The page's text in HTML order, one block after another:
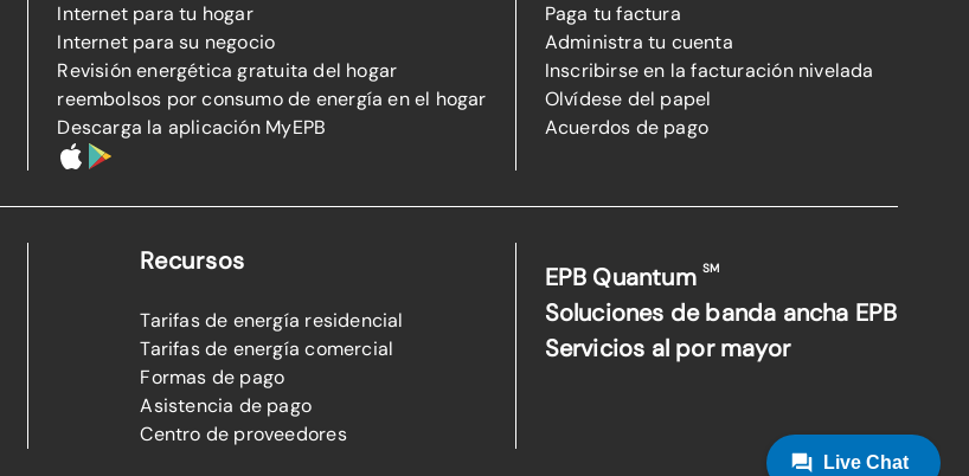
Internet para tu hogar
Internet para su negocio
Revisión energética gratuita del hogar
reembolsos por consumo de energía en el hogar
Descarga la aplicación MyEPB
Paga tu factura
Administra tu cuenta
Inscribirse en la facturación nivelada
Olvídese del papel
Acuerdos de pago
Recursos
Tarifas de energía residencial
Tarifas de energía comercial
Formas de pago
Asistencia de pago
Centro de proveedores
EPB QuantumSM
Soluciones de banda ancha EPB
Servicios al por mayor